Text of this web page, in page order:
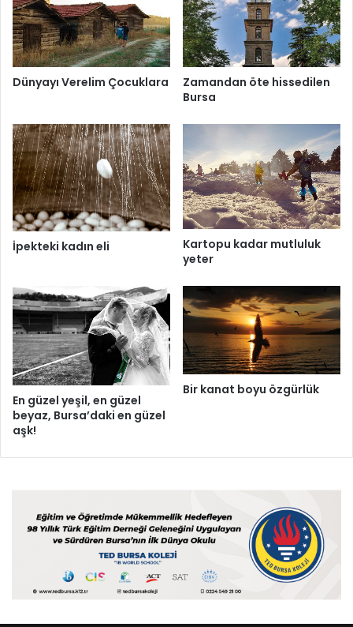
Dünyayı Verelim Çocuklara
Zamandan öte hissedilen
Bursa
İpekteki kadın eli
Kartopu kadar mutluluk
yeter
En güzel yeşil, en güzel
beyaz, Bursa’daki en güzel
aşk!
Bir kanat boyu özgürlük